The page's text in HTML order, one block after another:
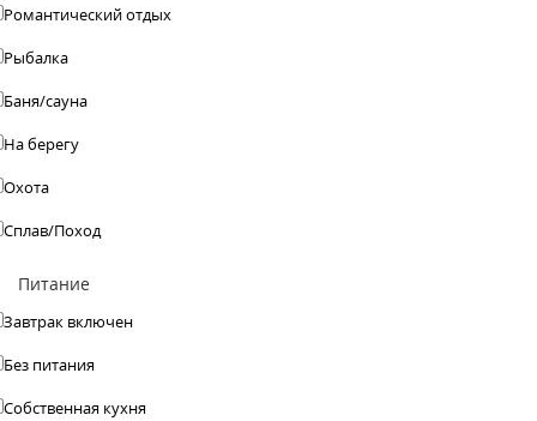
Романтический отдых
Рыбалка
Баня/сауна
На берегу
Охота
Сплав/Поход
Питание
Завтрак включен
Без питания
Собственная кухня